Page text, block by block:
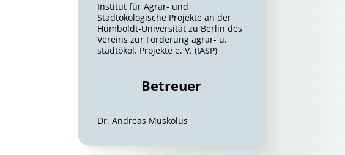
Institut für Agrar- und
Stadtökologische Projekte an der
Humboldt-Universität zu Berlin des
Vereins zur Förderung agrar- u.
stadtökol. Projekte e. V. (IASP)
Betreuer
Dr. Andreas Muskolus